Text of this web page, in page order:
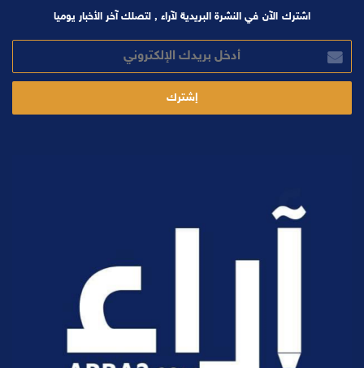
اشترك الآن في النشرة البريدية لآراء , لتصلك آخر الأخبار يوميا
بريدك
الإلكتروني